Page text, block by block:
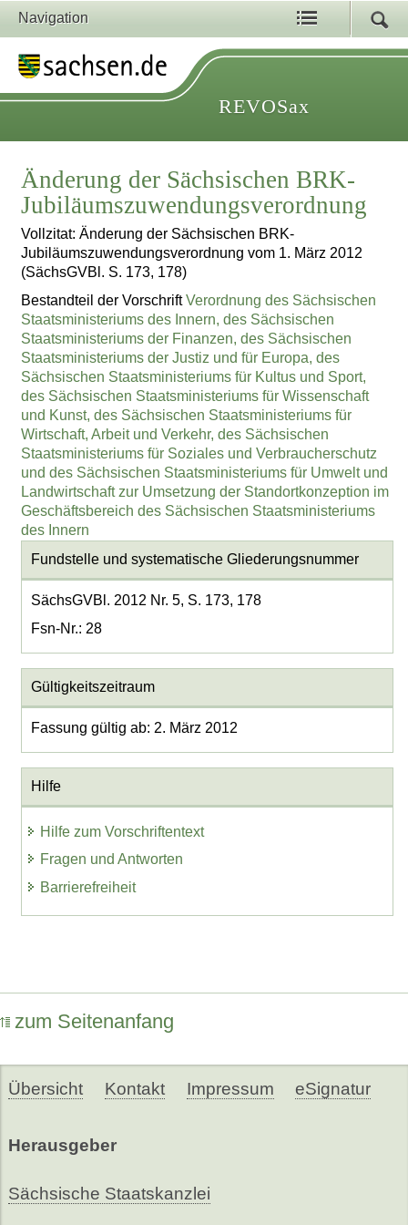
Navigation
REVOSax
Änderung der Sächsischen BRK-
Jubiläumszuwendungsverordnung
Vollzitat: Änderung der Sächsischen BRK-
Jubiläumszuwendungsverordnung vom 1. März 2012
(SächsGVBl. S. 173, 178)
Bestandteil der VorschriftVerordnung des Sächsischen
Staatsministeriums des Innern, des Sächsischen
Staatsministeriums der Finanzen, des Sächsischen
Staatsministeriums der Justiz und für Europa, des
Sächsischen Staatsministeriums für Kultus und Sport,
des Sächsischen Staatsministeriums für Wissenschaft
und Kunst, des Sächsischen Staatsministeriums für
Wirtschaft, Arbeit und Verkehr, des Sächsischen
Staatsministeriums für Soziales und Verbraucherschutz
und des Sächsischen Staatsministeriums für Umwelt und
Landwirtschaft zur Umsetzung der Standortkonzeption im
Geschäftsbereich des Sächsischen Staatsministeriums
des Innern
Fundstelle und systematische Gliederungsnummer
SächsGVBl. 2012 Nr. 5, S. 173, 178
Fsn-Nr.: 28
Gültigkeitszeitraum
Fassung gültig ab: 2. März 2012
Hilfe
Hilfe zum Vorschriftentext
Fragen und Antworten
Barrierefreiheit
zum Seitenanfang
Übersicht Kontakt Impressum eSignatur
Herausgeber
Sächsische Staatskanzlei